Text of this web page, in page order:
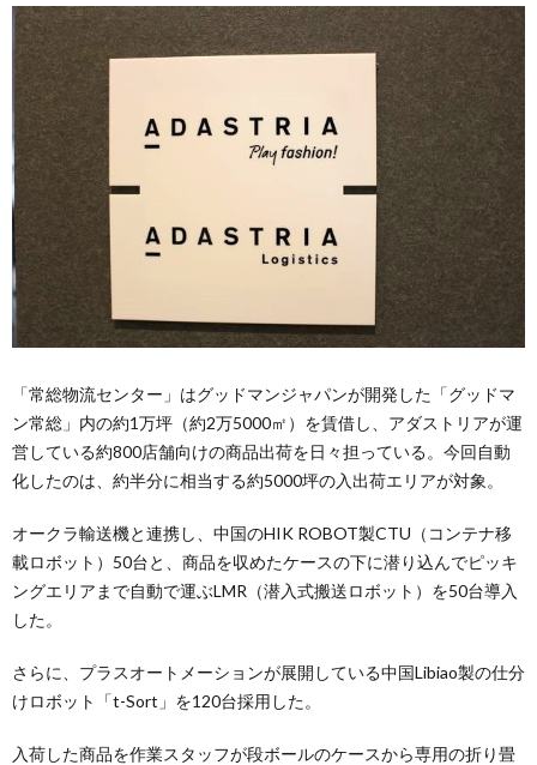
「常総物流センター」はグッドマンジャパンが開発した「グッドマ
ン常総」内の約1万坪（約2万5000㎡）を賃借し、アダストリアが運
営している約800店舗向けの商品出荷を日々担っている。今回自動
化したのは、約半分に相当する約5000坪の入出荷エリアが対象。
オークラ輸送機と連携し、中国のHIK ROBOT製CTU（コンテナ移
載ロボット）50台と、商品を収めたケースの下に潜り込んでピッキ
ングエリアまで自動で運ぶLMR（潜入式搬送ロボット）を50台導入
した。
さらに、プラスオートメーションが展開している中国Libiao製の仕分
けロボット「t-Sort」を120台採用した。
入荷した商品を作業スタッフが段ボールのケースから専用の折り畳